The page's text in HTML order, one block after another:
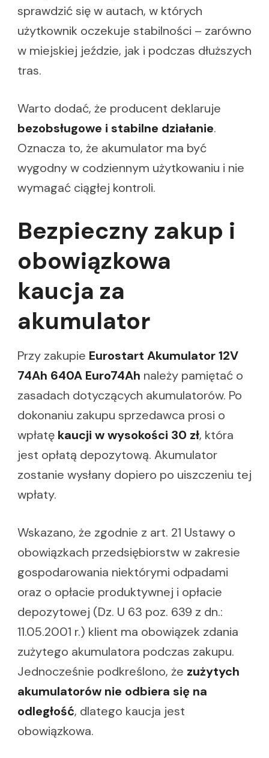
sprawdzić się w autach, w których
użytkownik oczekuje stabilności – zarówno
w miejskiej jeździe, jak i podczas dłuższych
tras.
Warto dodać, że producent deklaruje
bezobsługowe i stabilne działanie.
Oznacza to, że akumulator ma być
wygodny w codziennym użytkowaniu i nie
wymagać ciągłej kontroli.
Bezpieczny zakup i
obowiązkowa
kaucja za
akumulator
Przy zakupie Eurostart Akumulator 12V
74Ah 640A Euro74Ah należy pamiętać o
zasadach dotyczących akumulatorów. Po
dokonaniu zakupu sprzedawca prosi o
wpłatę kaucji w wysokości 30 zł, która
jest opłatą depozytową. Akumulator
zostanie wysłany dopiero po uiszczeniu tej
wpłaty.
Wskazano, że zgodnie z art. 21 Ustawy o
obowiązkach przedsiębiorstw w zakresie
gospodarowania niektórymi odpadami
oraz o opłacie produktywnej i opłacie
depozytowej (Dz. U 63 poz. 639 z dn.:
11.05.2001 r.) klient ma obowiązek zdania
zużytego akumulatora podczas zakupu.
Jednocześnie podkreślono, że zużytych
akumulatorów nie odbiera się na
odległość, dlatego kaucja jest
obowiązkowa.